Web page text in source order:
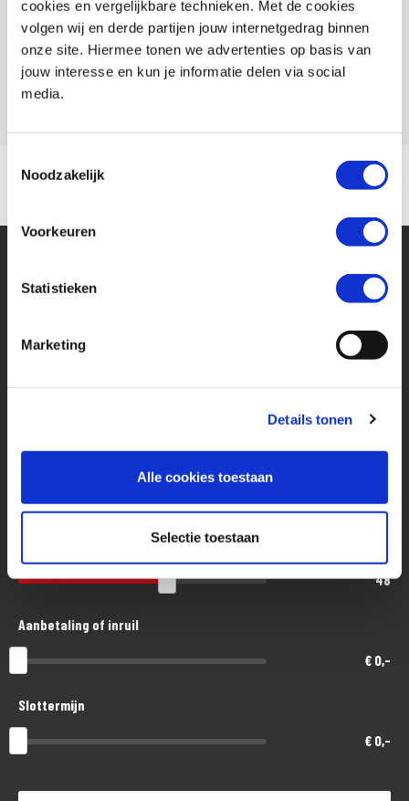
cookies en vergelijkbare technieken. Met de cookies
volgen wij en derde partijen jouw internetgedrag binnen
onze site. Hiermee tonen we advertenties op basis van
jouw interesse en kun je informatie delen via social
media.
Noodzakelijk
Voorkeuren
Statistieken
Marketing
Details tonen
Alle cookies toestaan
Selectie toestaan
Conditie
Occasion
Rijbewijs type
A
Model
VN 900
Financier deze Kawasaki
Eenvoudig, flexibel en verantwoord lenen. Het MotoPort Flexplan.
€ 7.800,-
48
Aanbetaling of inruil
€ 0,-
Slottermijn
€ 0,-